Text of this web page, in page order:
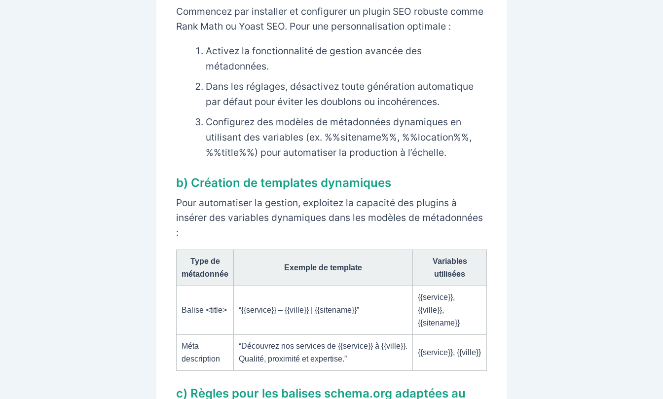
Commencez par installer et configurer un plugin SEO robuste comme
Rank Math ou Yoast SEO. Pour une personnalisation optimale :
Activez la fonctionnalité de gestion avancée des
métadonnées.
Dans les réglages, désactivez toute génération automatique
par défaut pour éviter les doublons ou incohérences.
Configurez des modèles de métadonnées dynamiques en
utilisant des variables (ex. %%sitename%%, %%location%%,
%%title%%) pour automatiser la production à l’échelle.
b) Création de templates dynamiques
Pour automatiser la gestion, exploitez la capacité des plugins à
insérer des variables dynamiques dans les modèles de métadonnées
:
Type de
métadonnée
Exemple de template
Variables
utilisées
Balise <title> “{{service}} – {{ville}} | {{sitename}}”
{{service}},
{{ville}},
{{sitename}}
Méta
description
“Découvrez nos services de {{service}} à {{ville}}.
Qualité, proximité et expertise.”
{{service}}, {{ville}}
c) Règles pour les balises schema.org adaptées au